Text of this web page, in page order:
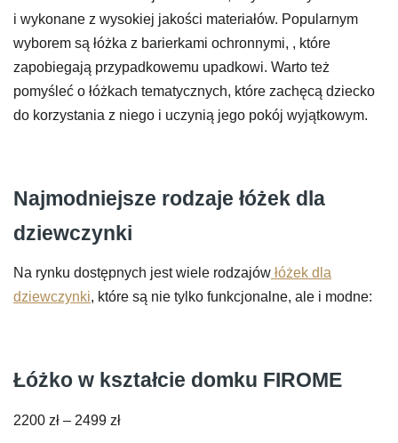
i wykonane z wysokiej jakości materiałów. Popularnym
wyborem są łóżka z barierkami ochronnymi, , które
zapobiegają przypadkowemu upadkowi. Warto też
pomyśleć o łóżkach tematycznych, które zachęcą dziecko
do korzystania z niego i uczynią jego pokój wyjątkowym.
Najmodniejsze rodzaje łóżek dla
dziewczynki
Na rynku dostępnych jest wiele rodzajów łóżek dla
dziewczynki, które są nie tylko funkcjonalne, ale i modne:
Łóżko w kształcie domku FIROME
2200 zł – 2499 złZakres